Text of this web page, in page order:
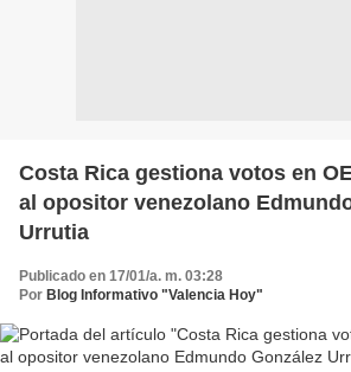
Costa Rica gestiona votos en
al opositor venezolano
Urrutia
Publicado en 17/01/a. m. 03:28
Por Blog Informativo "Valencia Hoy"